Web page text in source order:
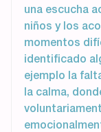
una escucha
niños y los
momentos
identificado
ejemplo la
la calma,